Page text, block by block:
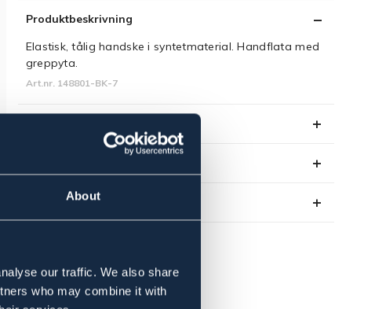
About
our traffic. We also share
who may combine it with
Produktbeskrivning
Elastisk, tålig handske i syntetmaterial. Handflata med
greppyta.
Art.nr. 148801-BK-7
Om varumärket